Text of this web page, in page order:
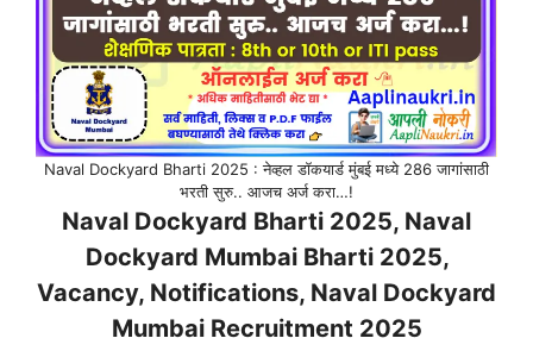
Naval Dockyard Bharti 2025 : नेव्हल डॉकयार्ड मुंबई मध्ये 286 जागांसाठी
भरती सुरु.. आजच अर्ज करा…!
Naval Dockyard Bharti 2025, Naval
Dockyard Mumbai Bharti 2025,
Vacancy, Notifications, Naval Dockyard
Mumbai Recruitment 2025